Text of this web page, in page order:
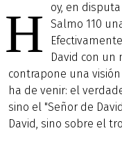
H
oy, en
Salmo 110
David con un
contrapone una
ha de venir: el
sino el "Señor de
David, sino sobre el